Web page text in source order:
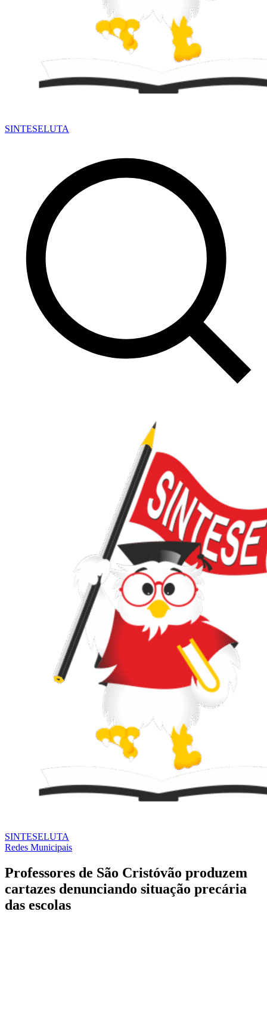
SINTESELUTA
SINTESELUTA
Redes Municipais
Professores de São Cristóvão produzem
cartazes denunciando situação precária
das escolas